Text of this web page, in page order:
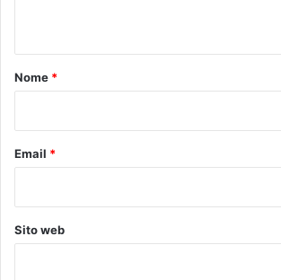
r
à
i
c
e
n
r
o
s
o
Nome *
Email *
Sito web